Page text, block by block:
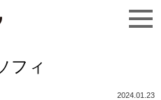
フィ
2024.01.23